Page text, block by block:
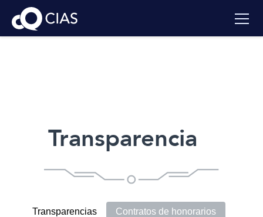
Transparencia
Transparencias
Contratos de honorarios